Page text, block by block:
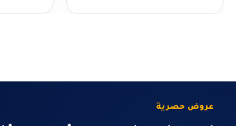
عروض حصرية